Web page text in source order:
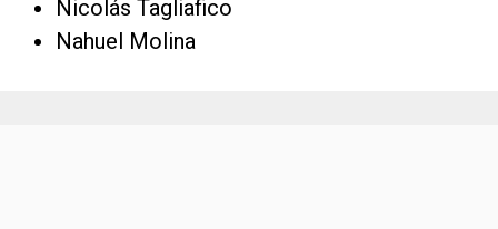
Nicolás Tagliafico
Nahuel Molina